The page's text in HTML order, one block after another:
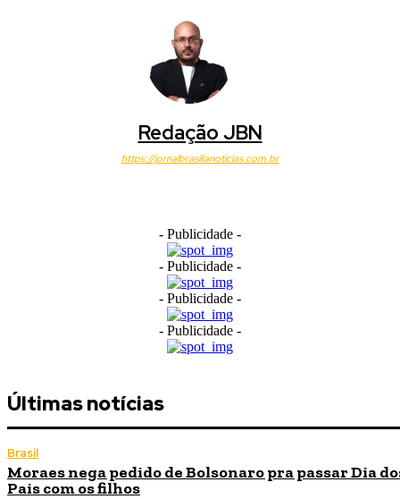
Redação JBN
https://jornalbrasilianoticias.com.br
- Publicidade -
- Publicidade -
- Publicidade -
- Publicidade -
Últimas notícias
Brasil
Moraes nega pedido de Bolsonaro pra passar Dia
Pais com os filhos